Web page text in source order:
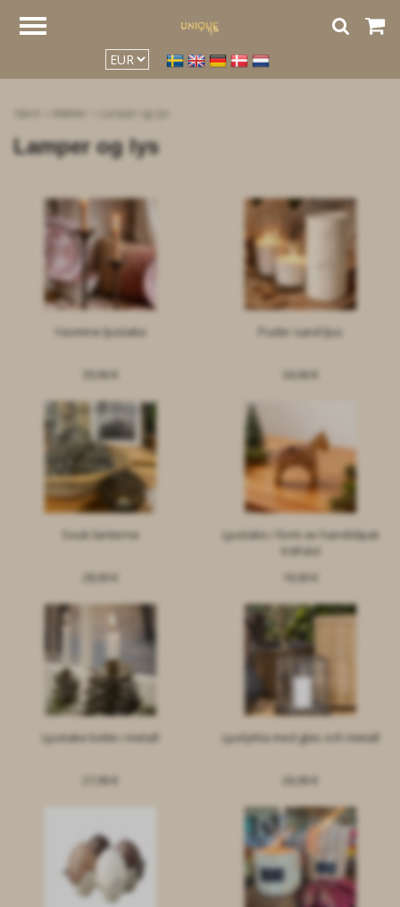
Møbler Lamper og lys
Lamper og lys
Yasmine ljustake
39,90 €
Puder sand ljus
34,90 €
Souk-lanterne
28,90 €
Ljustake i form av handslipat
trähäst
19,90 €
Ljustake kotte i metall
27,90 €
Ljuslykta med glas och metall
26,90 €